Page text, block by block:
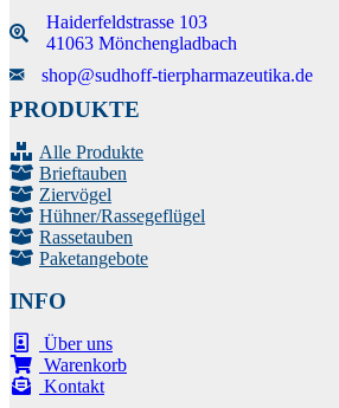
Haiderfeldstrasse 103
41063 Mönchengladbach
Senden Sie uns eine E-Mail
shop@sudhoff-tierpharmazeutika.de
PRODUKTE
Alle Produkte
Brieftauben
Ziervögel
Hühner/Rassegeflügel
Rassetauben
Paketangebote
INFO
Über uns
Warenkorb
Kontakt